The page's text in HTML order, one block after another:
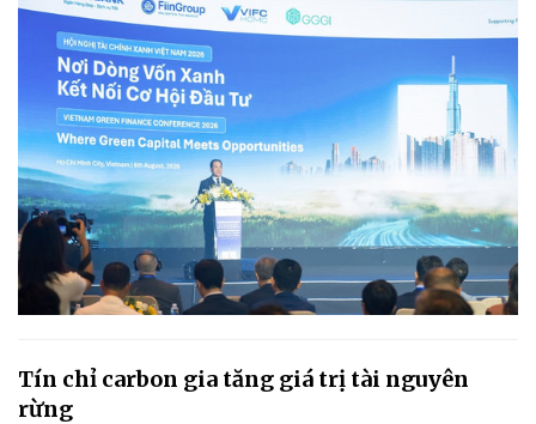
Tín chỉ carbon gia tăng giá trị tài nguyên
rừng